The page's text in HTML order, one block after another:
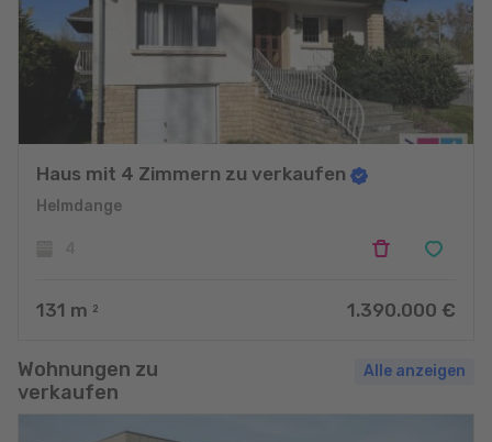
Haus mit 4 Zimmern zu verkaufen
Helmdange
131 m 2 1.390.000 €
Wohnungen zu
verkaufen
Alle anzeigen